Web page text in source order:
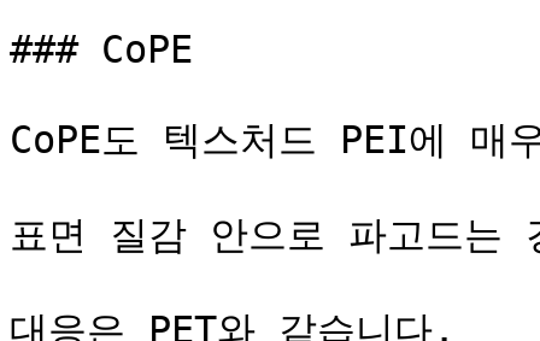
### CoPE
CoPE도 텍스처드 PEI에 매
표면 질감 안으로 파고드는
대응은 PET와 같습니다.